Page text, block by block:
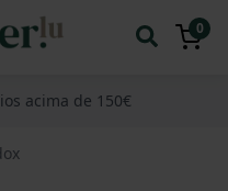
0
acima de 150€